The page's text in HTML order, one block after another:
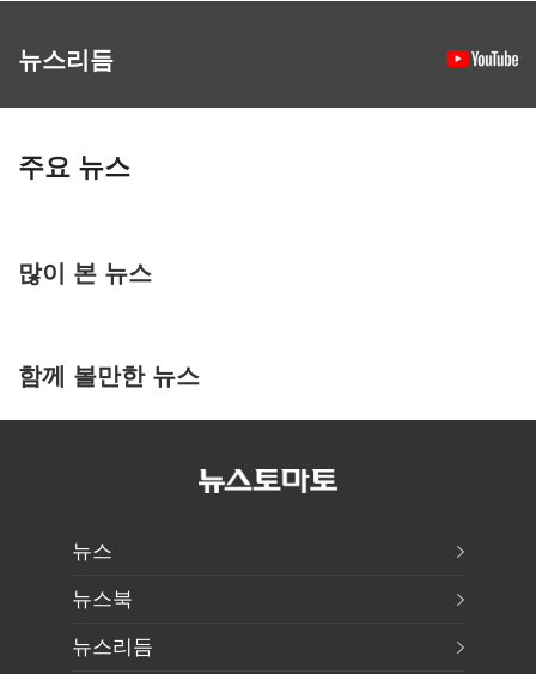
뉴스리듬
주요 뉴스
많이 본 뉴스
함께 볼만한 뉴스
뉴스
뉴스북
뉴스리듬